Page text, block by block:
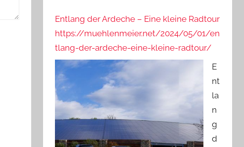
Entlang der Ardeche – Eine kleine Radtour
https://muehlenmeier.net/2024/05/01/en
tlang-der-ardeche-eine-kleine-radtour/
E
nt
la
n
g
d